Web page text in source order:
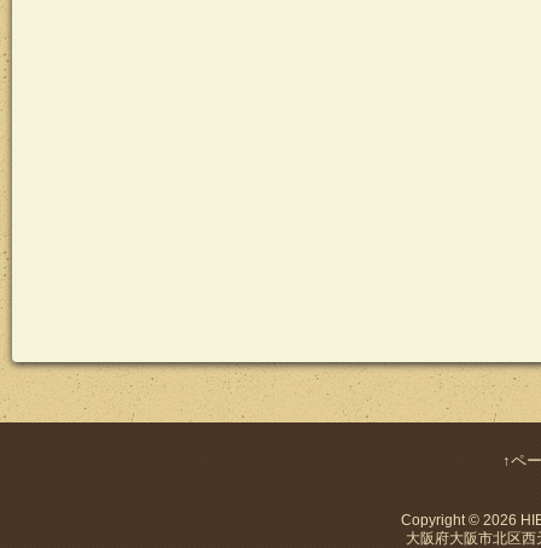
↑ペ
Copyright © 2026
大阪府大阪市北区